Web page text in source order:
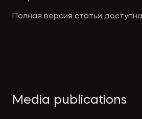
Полная версия статьи
Media publications